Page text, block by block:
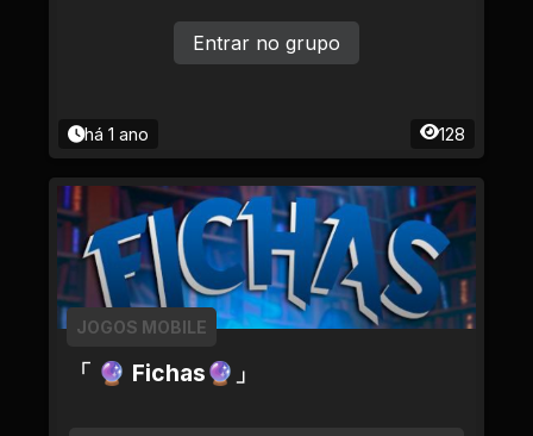
há 1 ano 128
Entrar no grupo
「 🔮 Fichas🔮」
JOGOS MOBILE